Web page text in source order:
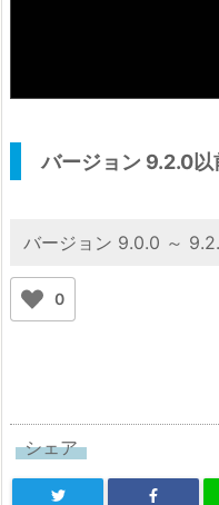
バージョン 9.2.0以
バージョン 9.0.0 ～
0
シェア